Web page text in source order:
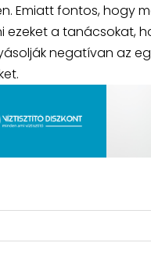
Emiatt fontos, hogy
ezeket a tanácsokat,
negatívan az